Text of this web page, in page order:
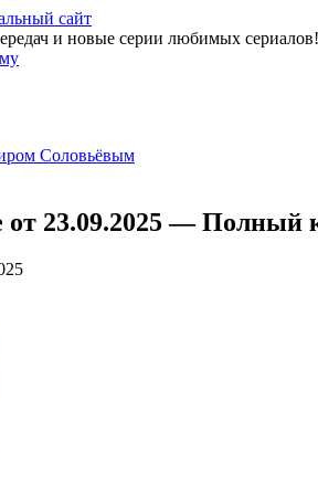
сайт
и новые серии любимых сериалов!
Соловьёвым
от 23.09.2025 — Полный